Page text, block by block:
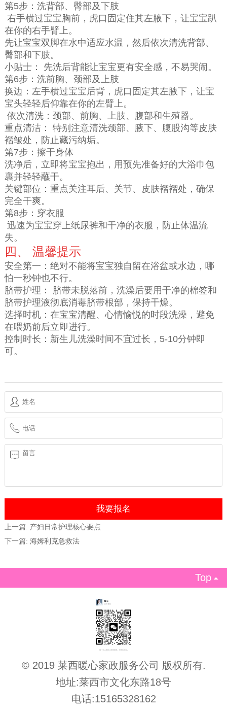
第5步：洗背部、臀部及下肢
右手横过宝宝胸前，虎口固定住其左腋下，让宝宝趴
在你的右手臂上。
先让宝宝双脚在水中适应水温，然后依次清洗背部、
臀部和下肢。
小贴士： 先洗后背能让宝宝更有安全感，不易哭闹。
第6步：洗前胸、颈部及上肢
换边：左手横过宝宝后背，虎口固定其左腋下，让宝
宝头轻轻后仰靠在你的左臂上。
依次清洗：颈部、前胸、上肢、腹部和生殖器。
重点清洁： 特别注意清洗颈部、腋下、腹股沟等皮肤
褶皱处，防止藏污纳垢。
第7步：擦干身体
洗净后，立即将宝宝抱出，用预先准备好的大浴巾包
裹并轻轻蘸干。
关键部位：重点关注耳后、关节、皮肤褶褶处，确保
完全干爽。
第8步：穿衣服
迅速为宝宝穿上纸尿裤和干净的衣服，防止体温流
失。
四、 温馨提示
安全第一：绝对不能将宝宝独自留在浴盆或水边，哪
怕一秒钟也不行。
脐带护理： 脐带未脱落前，洗澡后要用干净的棉签和
脐带护理液彻底消毒脐带根部，保持干燥。
选择时机：在宝宝清醒、心情愉悦的时段洗澡，避免
在喂奶前后立即进行。
控制时长：新生儿洗澡时间不宜过长，5-10分钟即
可。
上一篇: 产妇日常护理核心要点
下一篇: 海姆利克急救法
Top
© 2019 莱西暖心家政服务公司 版权所有.
地址:莱西市文化东路18号
电话:15165328162